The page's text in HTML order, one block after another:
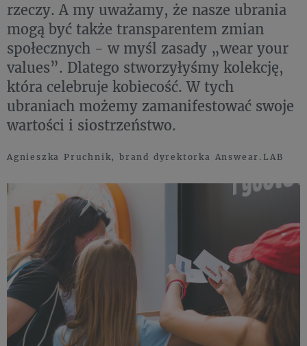
rzeczy. A my uważamy, że nasze ubrania
mogą być także transparentem zmian
społecznych - w myśl zasady „wear your
values”. Dlatego stworzyłyśmy kolekcję,
która celebruje kobiecość. W tych
ubraniach możemy zamanifestować swoje
wartości i siostrzeństwo.
Agnieszka Pruchnik, brand dyrektorka Answear.LAB